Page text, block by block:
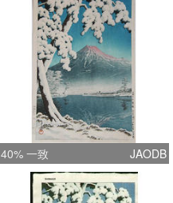
40% 一致 JAODB